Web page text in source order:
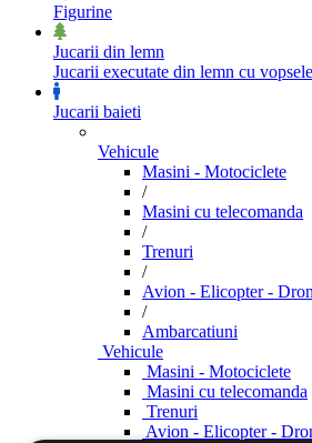
Figurine
Jucarii din lemn
Jucarii executate din lemn cu
Jucarii baieti
Vehicule
Masini - Motociclete
/
Masini cu telecomanda
/
Trenuri
/
Avion - Elicopter -
/
Ambarcatiuni
Vehicule
Masini - Motociclete
Masini cu telecomanda
Trenuri
Avion - Elicopter -